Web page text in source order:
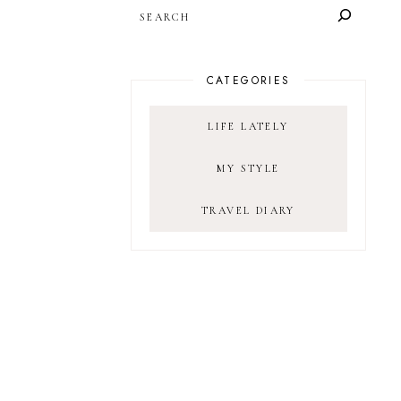
CATEGORIES
LIFE LATELY
MY STYLE
TRAVEL DIARY